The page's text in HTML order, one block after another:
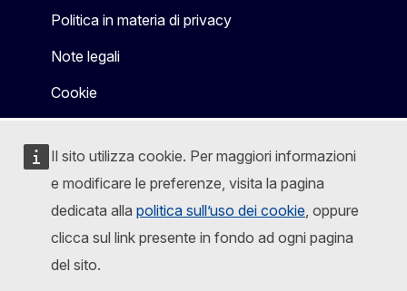
Il sito utilizza cookie. Per maggiori informazioni
e modificare le preferenze, visita la pagina
dedicata alla politica sull’uso dei cookie, oppure
clicca sul link presente in fondo ad ogni pagina
del sito.
Politica in materia di privacy
Note legali
Cookie